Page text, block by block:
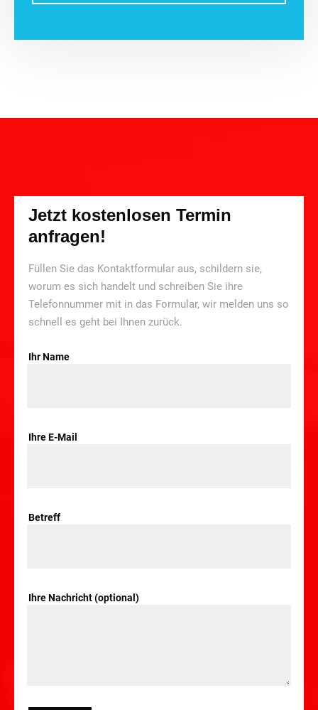
Jetzt kostenlosen Termin
anfragen!
Füllen Sie das Kontaktformular aus, schildern sie,
worum es sich handelt und schreiben Sie ihre
Telefonnummer mit in das Formular, wir melden uns so
schnell es geht bei Ihnen zurück.
Ihr Name
Ihre E-Mail
Betreff
Ihre Nachricht (optional)